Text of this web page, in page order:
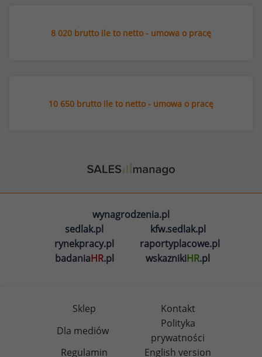
8 020 brutto ile to netto - umowa o pracę
10 650 brutto ile to netto - umowa o pracę
wynagrodzenia.pl
sedlak.pl
kfw.sedlak.pl
rynekpracy.pl
raportyplacowe.pl
badaniaHR.pl wskaznikiHR.pl
Sklep
Kontakt
Dla mediów
Polityka
prywatności
Regulamin
English version